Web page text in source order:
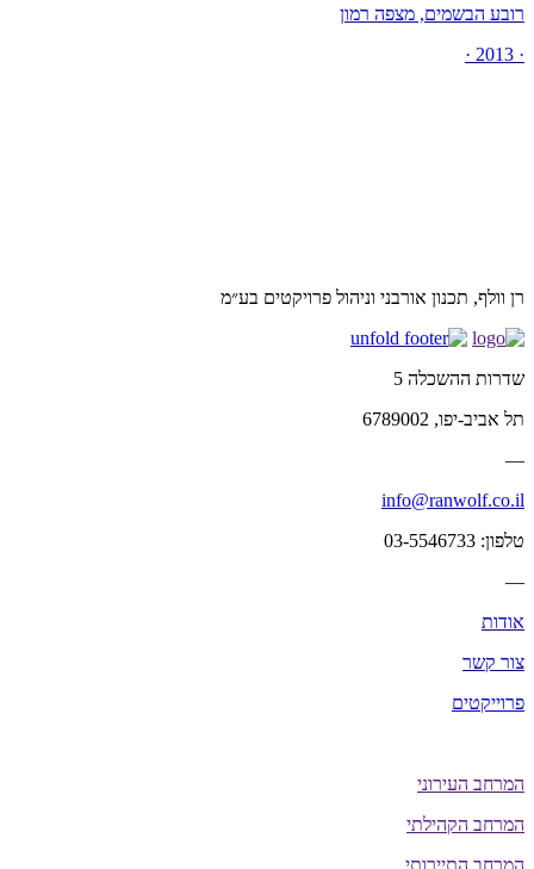
רובע הבשמים, מצפה רמון
· 2013 ·
רן וולף, תכנון אורבני וניהול פרויקטים בע״מ
שדרות ההשכלה 5
תל אביב-יפו, 6789002
—
info@ranwolf.co.il
טלפון: 03-5546733
—
אודות
צור קשר
פרוייקטים
המרחב העירוני
המרחב הקהילתי
המרחב התיירותי